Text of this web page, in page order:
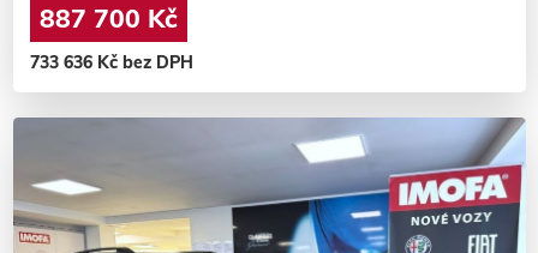
887 700 Kč
733 636 Kč bez DPH